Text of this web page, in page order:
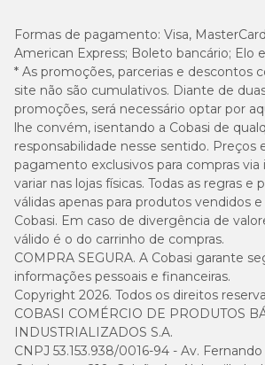
Formas de pagamento: Visa,
American Express; Boleto bancário; Elo
* As promoções, parcerias e descontos
site não são cumulativos. Diante de
promoções, será necessário optar por
lhe convém, isentando a Cobasi de
responsabilidade nesse sentido. Preços
pagamento exclusivos para compras
variar nas lojas físicas. Todas as regras e
válidas apenas para produtos vendidos
Cobasi. Em caso de divergência de
válido é o do carrinho de compras.
COMPRA SEGURA. A Cobasi garante
informações pessoais e financeiras.
Copyright 2026. Todos os direitos
COBASI COMÉRCIO DE PRODUTOS
INDUSTRIALIZADOS S.A.
CNPJ 53.153.938/0016-94 - Av.